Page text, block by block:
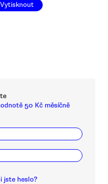
Vytisknout
50 Kč měsíčně
jste heslo?